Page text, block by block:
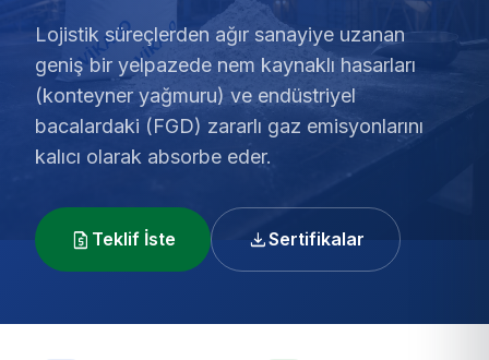
Lojistik süreçlerden ağır sanayiye uzanan
geniş bir yelpazede nem kaynaklı hasarları
(konteyner yağmuru) ve endüstriyel
bacalardaki (FGD) zararlı gaz emisyonlarını
kalıcı olarak absorbe eder.
request_quote Teklif İste downloadSertifikalar